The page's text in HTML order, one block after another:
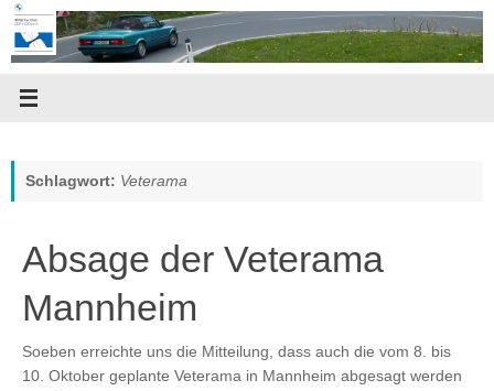
Zum
Inhalt
springen
Schlagwort: Veterama
Absage der Veterama
Mannheim
Soeben erreichte uns die Mitteilung, dass auch die vom 8. bis
10. Oktober geplante Veterama in Mannheim abgesagt werden